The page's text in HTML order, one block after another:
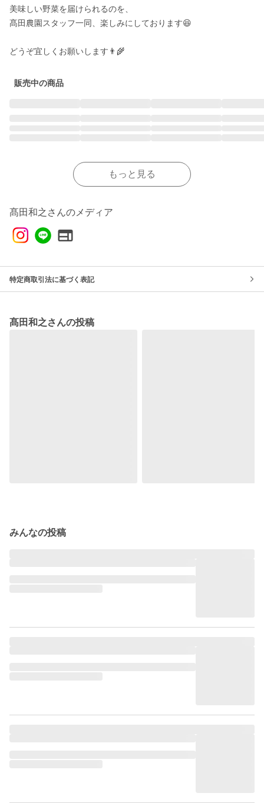
美味しい野菜を届けられるのを、
髙田農園スタッフ一同、楽しみにしております😆
どうぞ宜しくお願いします👨‍🌾
販売中の商品
もっと見る
髙田和之さんのメディア
特定商取引法に基づく表記
髙田和之さんの投稿
みんなの投稿